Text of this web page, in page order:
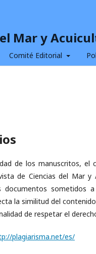
Mar y
Comité Editorial
de los manuscritos,
de Ciencias del Mar y
sometidos a
la similitud del
de respetar el
plagiarisma.net/es/